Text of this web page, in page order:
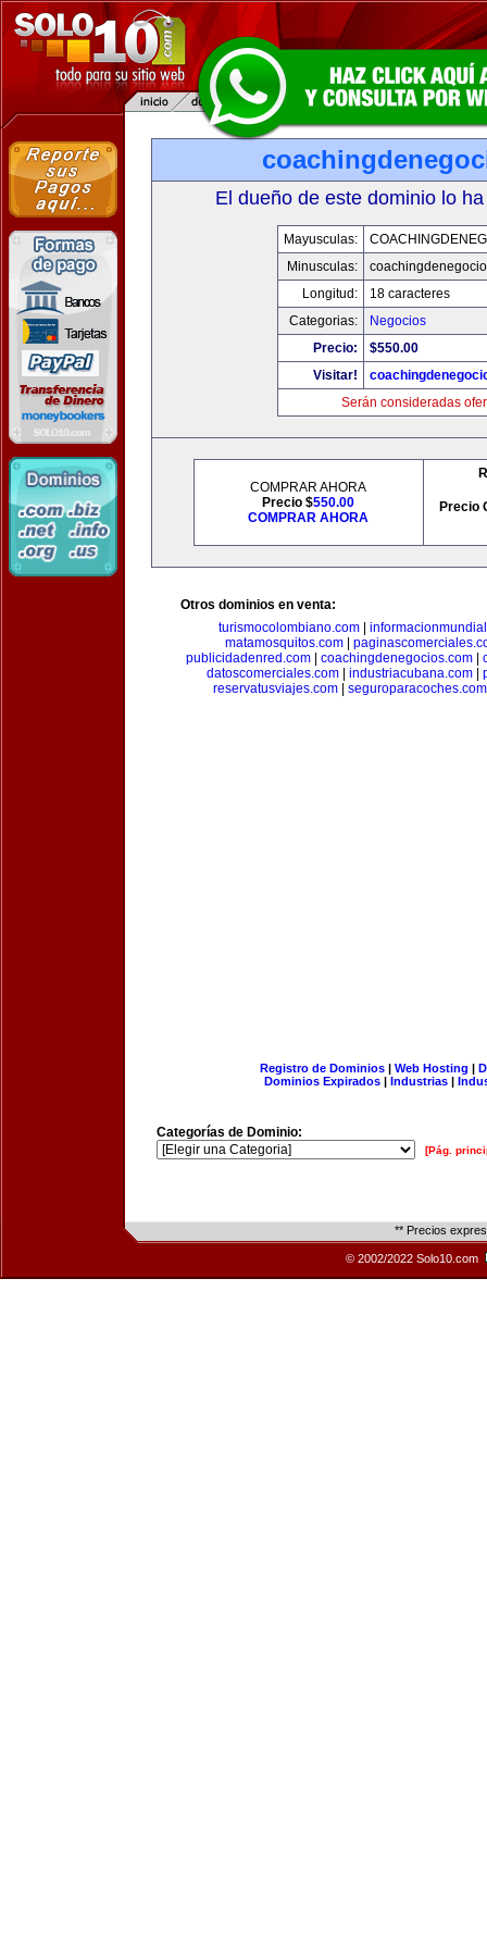
El dueño de este dominio lo
Mayusculas:
Minusculas:
Longitud:
18 caracteres
Categorias:
Negocios
Precio:
$550.00
Visitar!
Serán consideradas
COMPRAR AHORA
Precio $550.00
COMPRAR AHORA
Precio
Otros dominios en venta:
turismocolombiano.com
matamosquitos.com|
publicidadenred.com| coachingdenegocios.com|
datoscomerciales.com| industriacubana.com|
reservatusviajes.com| seguroparacoches.com
Registro de Dominios| Web Hosting |
Dominios Expirados | Industrias |
Categorías de Dominio:
[Pág.
** Precios
© 2002/2022 Solo10.com